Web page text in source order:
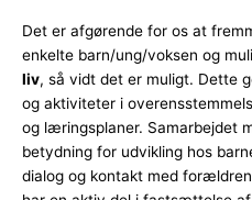
Det er afgørende for os at
enkelte barn/ung/voksen og
liv, så vidt det er muligt. Dette
og aktiviteter i
og læringsplaner. Samarbejdet
betydning for udvikling hos
dialog og kontakt med